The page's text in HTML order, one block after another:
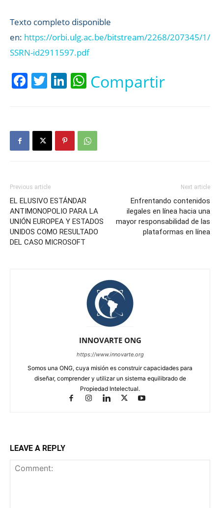
Texto completo disponible
en: https://orbi.ulg.ac.be/bitstream/2268/207345/1/
SSRN-id2911597.pdf
Facebook
Twitter
LinkedIn
WhatsApp
Compartir
Previous article
EL ELUSIVO ESTÁNDAR
ANTIMONOPOLIO PARA LA
UNIÓN EUROPEA Y ESTADOS
UNIDOS COMO RESULTADO
DEL CASO MICROSOFT
Next article
Enfrentando contenidos
ilegales en línea hacia una
mayor responsabilidad de las
plataformas en línea
INNOVARTE ONG
https://www.innovarte.org
Somos una ONG, cuya misión es construir capacidades para
diseñar, comprender y utilizar un sistema equilibrado de
Propiedad Intelectual.
LEAVE A REPLY